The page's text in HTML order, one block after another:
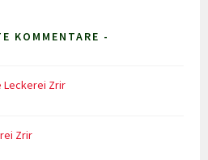
KOMMENTARE -
Leckerei Zrir
Zrir